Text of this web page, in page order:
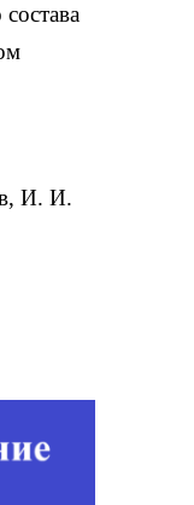
И. И.